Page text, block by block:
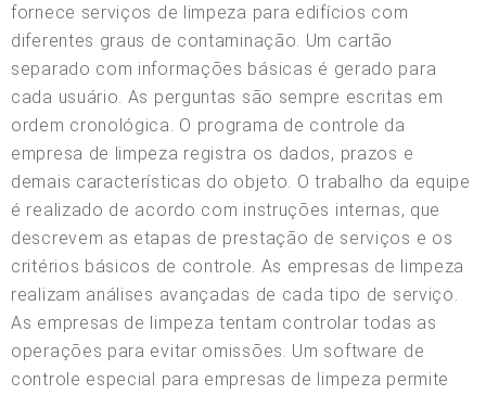
fornece serviços de limpeza para edifícios com
diferentes graus de contaminação. Um cartão
separado com informações básicas é gerado para
cada usuário. As perguntas são sempre escritas em
ordem cronológica. O programa de controle da
empresa de limpeza registra os dados, prazos e
demais características do objeto. O trabalho da equipe
é realizado de acordo com instruções internas, que
descrevem as etapas de prestação de serviços e os
critérios básicos de controle. As empresas de limpeza
realizam análises avançadas de cada tipo de serviço.
As empresas de limpeza tentam controlar todas as
operações para evitar omissões. Um software de
controle especial para empresas de limpeza permite